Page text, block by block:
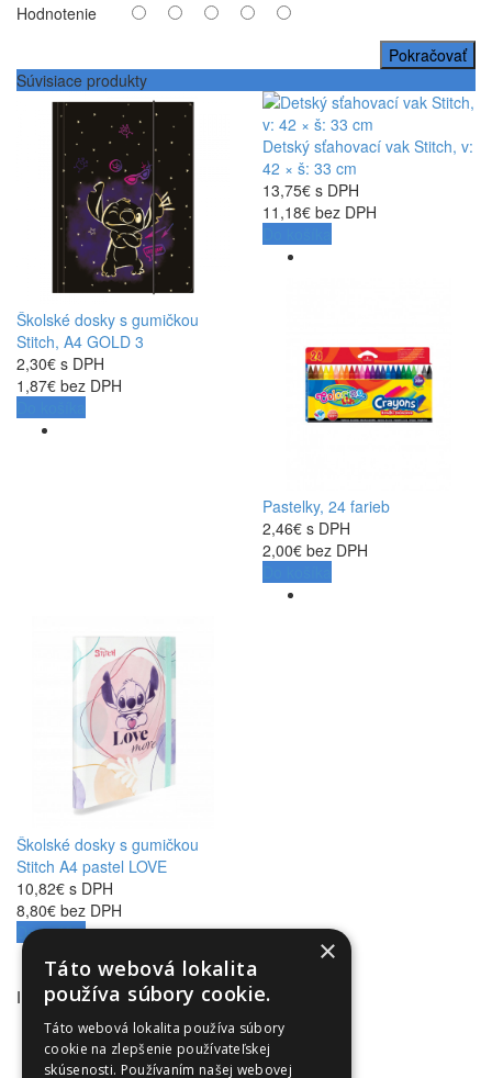
Hodnotenie
Pokračovať
Súvisiace produkty
Školské dosky s gumičkou
Stitch, A4 GOLD 3
2,30€ s DPH
1,87€ bez DPH
Detský sťahovací vak Stitch, v:
42 × š: 33 cm
13,75€ s DPH
11,18€ bez DPH
Pastelky, 24 farieb
2,46€ s DPH
2,00€ bez DPH
Školské dosky s gumičkou
Stitch A4 pastel LOVE
10,82€ s DPH
8,80€ bez DPH
Do košíka
INFORMÁCIE
Obchodné podmienky
Odstúpenie od zmluvy
Reklamačný poriadok
×
Táto webová lokalita
používa súbory cookie.
Táto webová lokalita používa súbory
cookie na zlepšenie používateľskej
skúsenosti. Používaním našej webovej